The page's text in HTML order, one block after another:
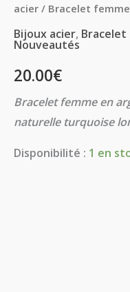
acier / Bracelet
Bijoux acier, Bracelet
Nouveautés
20.00€
Bracelet femme en
naturelle turquoise
Disponibilité : 1 en